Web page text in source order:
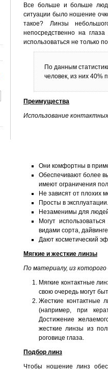
Все больше и больше
ситуации было ношение
такое? Линзы
непосредственно на
использоваться не только
По данным
человек, из них 40%
Преимущества
Использование
Они комфортны в
Обеспечивают более
имеют ограничения
Не зависят от плохих
Просты в эксплуатации.
Незаменимы для
Могут
видами сорта,
Дают косметический
Мягкие и жесткие линзы
По материалу, из
Мягкие контактные
свою очередь могут
Жесткие контактные
(например, при
Достижение
жесткие линзы из
роговице глаза.
Подбор линз
Чтобы ношение линз